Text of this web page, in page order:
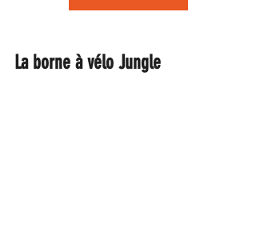
La borne à vélo Jungle